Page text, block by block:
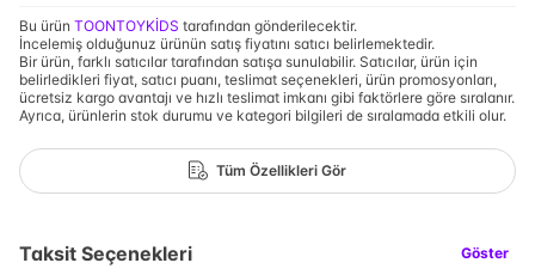
Bu ürün TOONTOYKİDS tarafından gönderilecektir.
İncelemiş olduğunuz ürünün satış fiyatını satıcı belirlemektedir.
Bir ürün, farklı satıcılar tarafından satışa sunulabilir. Satıcılar, ürün için
belirledikleri fiyat, satıcı puanı, teslimat seçenekleri, ürün promosyonları,
ücretsiz kargo avantajı ve hızlı teslimat imkanı gibi faktörlere göre sıralanır.
Ayrıca, ürünlerin stok durumu ve kategori bilgileri de sıralamada etkili olur.
Tüm Özellikleri Gör
Taksit Seçenekleri Göster